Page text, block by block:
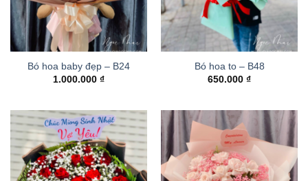
Bó hoa baby đẹp – B24
1.000.000 ₫
Bó hoa to – B48
650.000 ₫